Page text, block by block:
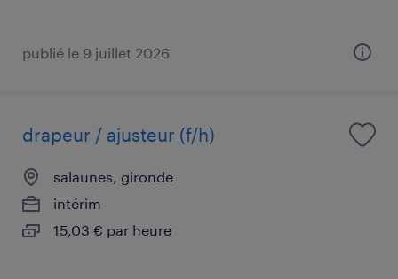
publié le 9 juillet 2026
drapeur / ajusteur (f/h)
salaunes, gironde
intérim
15,03 € par heure